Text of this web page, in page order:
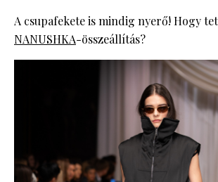
A csupafekete is mindig nyerő! Hogy
NANUSHKA-összeállítás?